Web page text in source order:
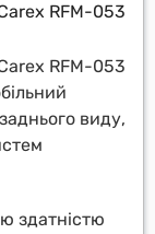
RFM-053
RFM-053
виду,
здатністю